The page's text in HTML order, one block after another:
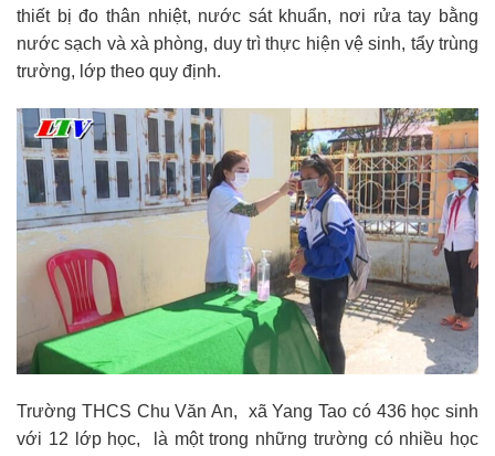
thiết bị đo thân nhiệt, nước sát khuẩn, nơi rửa tay bằng
nước sạch và xà phòng, duy trì thực hiện vệ sinh, tẩy trùng
trường, lớp theo quy định.
Trường THCS Chu Văn An, xã Yang Tao có 436 học sinh
với 12 lớp học, là một trong những trường có nhiều học